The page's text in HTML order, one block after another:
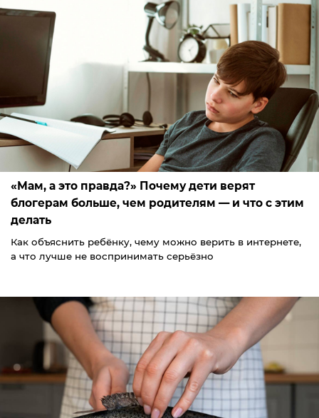
«Мам, а это правда?» Почему дети верят
блогерам больше, чем родителям — и что с этим
делать
Как объяснить ребёнку, чему можно верить в интернете,
а что лучше не воспринимать серьёзно